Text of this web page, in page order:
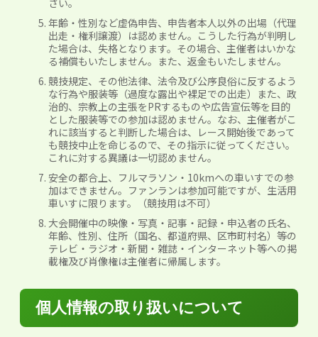
さい。
年齢・性別など虚偽申告、申告者本人以外の出場（代理
出走・権利譲渡）は認めません。こうした行為が判明し
た場合は、失格となります。その場合、主催者はいかな
る補償もいたしません。また、返金もいたしません。
競技規定、その他法律、法令及び公序良俗に反するよう
な行為や服装等（過度な露出や裸足での出走）また、政
治的、宗教上の主張をPRするものや広告宣伝等を目的
とした服装等での参加は認めません。なお、主催者がこ
れに該当すると判断した場合は、レース開始後であって
も競技中止を命じるので、その指示に従ってください。
これに対する異議は一切認めません。
安全の都合上、フルマラソン・10kmへの車いすでの参
加はできません。ファンランは参加可能ですが、生活用
車いすに限ります。（競技用は不可）
大会開催中の映像・写真・記事・記録・申込者の氏名、
年齢、性別、住所（国名、都道府県、区市町村名）等の
テレビ・ラジオ・新聞・雑誌・インターネット等への掲
載権及び肖像権は主催者に帰属します。
個人情報の取り扱いについて